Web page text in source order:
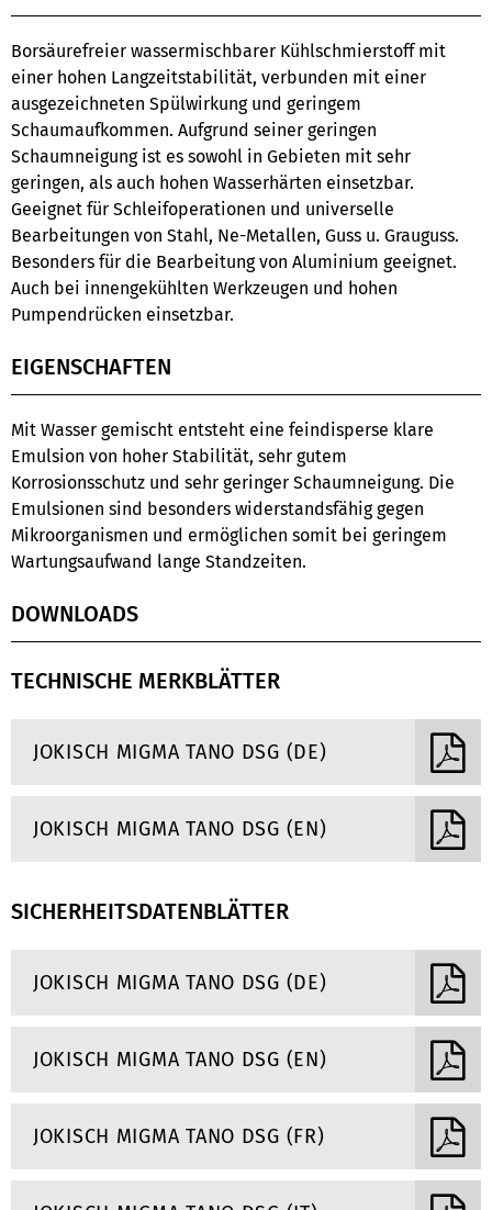
Borsäurefreier wassermischbarer Kühlschmierstoff mit
einer hohen Langzeitstabilität, verbunden mit einer
ausgezeichneten Spülwirkung und geringem
Schaumaufkommen. Aufgrund seiner geringen
Schaumneigung ist es sowohl in Gebieten mit sehr
geringen, als auch hohen Wasserhärten einsetzbar.
Geeignet für Schleifoperationen und universelle
Bearbeitungen von Stahl, Ne-Metallen, Guss u. Grauguss.
Besonders für die Bearbeitung von Aluminium geeignet.
Auch bei innengekühlten Werkzeugen und hohen
Pumpendrücken einsetzbar.
EIGENSCHAFTEN
Mit Wasser gemischt entsteht eine feindisperse klare
Emulsion von hoher Stabilität, sehr gutem
Korrosionsschutz und sehr geringer Schaumneigung. Die
Emulsionen sind besonders widerstandsfähig gegen
Mikroorganismen und ermöglichen somit bei geringem
Wartungsaufwand lange Standzeiten.
DOWNLOADS
TECHNISCHE MERKBLÄTTER
JOKISCH MIGMA TANO DSG (DE)
JOKISCH MIGMA TANO DSG (EN)
SICHERHEITSDATENBLÄTTER
JOKISCH MIGMA TANO DSG (DE)
JOKISCH MIGMA TANO DSG (EN)
JOKISCH MIGMA TANO DSG (FR)